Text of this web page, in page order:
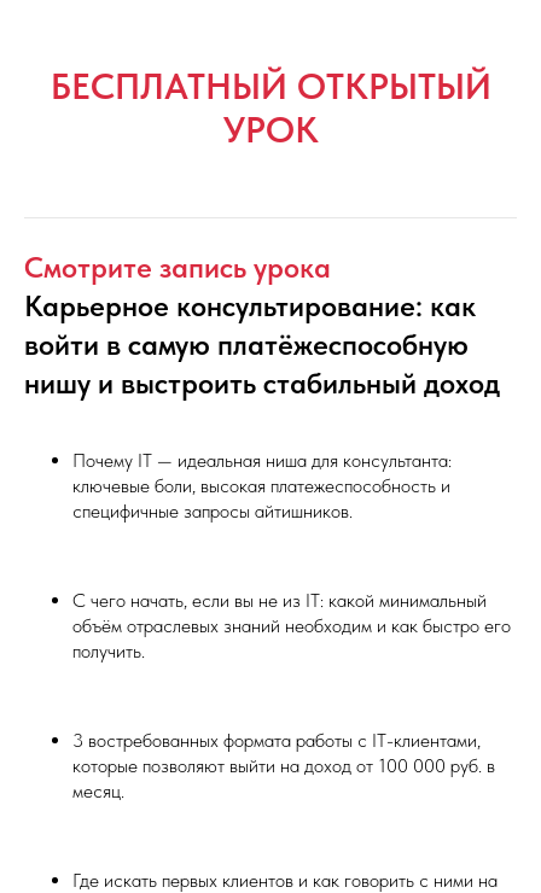
БЕСПЛАТНЫЙ ОТКРЫТЫЙ
УРОК
Смотрите запись урока
Карьерное консультирование: как
войти в самую платёжеспособную
нишу и выстроить стабильный доход
Почему IT — идеальная ниша для консультанта:
ключевые боли, высокая платежеспособность и
специфичные запросы айтишников.
С чего начать, если вы не из IT: какой минимальный
объём отраслевых знаний необходим и как быстро его
получить.
3 востребованных формата работы с IT-клиентами,
которые позволяют выйти на доход от 100 000 руб. в
месяц.
Где искать первых клиентов и как говорить с ними на
ПОЧЕМУ ЭТО ВАЖНО